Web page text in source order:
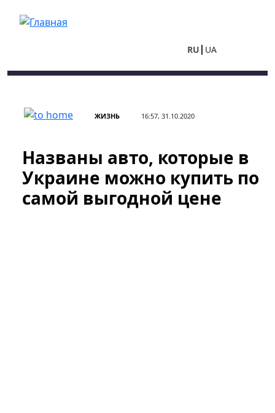
RU UA
ЖИЗНЬ 16:57, 31.10.2020
Названы авто, которые в
Украине можно купить по
самой выгодной цене